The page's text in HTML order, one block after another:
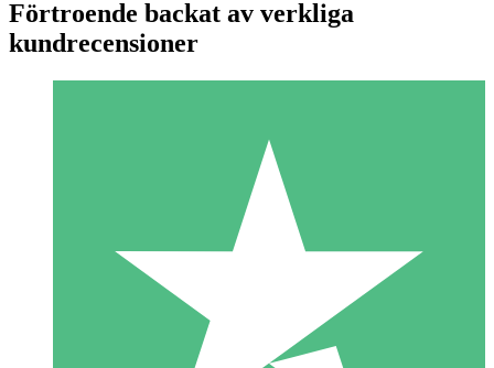
Individuella Kreditpaket
Betala per användning med nedladdningskrediter. Inget
1 Nedladdningar
00
Förtroende backat av verkliga
kundrecensioner